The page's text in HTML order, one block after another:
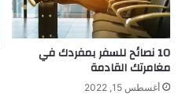
10 نصائح للسفر بمفردك في
مغامرتك القادمة
أغسطس 15, 2022